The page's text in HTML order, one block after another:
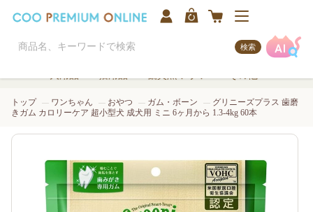
検索
トップ ワンちゃん おやつ ガム・ボーン
グリニーズプラス 歯磨
きガム カロリーケア 超小型犬 成犬用 ミニ 6ヶ月から 1.3-4kg 60本